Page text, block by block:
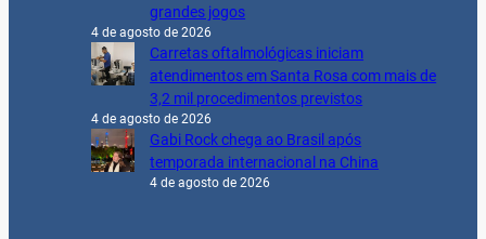
grandes jogos
4 de agosto de 2026
Carretas oftalmológicas iniciam
atendimentos em Santa Rosa com mais de
3,2 mil procedimentos previstos
4 de agosto de 2026
Gabi Rock chega ao Brasil após
temporada internacional na China
4 de agosto de 2026